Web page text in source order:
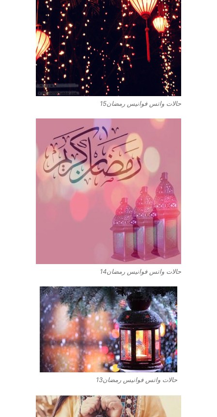
حالات واتس فوانيس رمضان15
حالات واتس فوانيس رمضان14
حالات واتس فوانيس رمضان13